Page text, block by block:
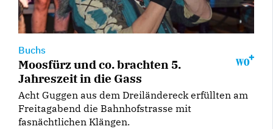
Buchs
Moosfürz und co. brachten 5.
Jahreszeit in die Gass
Acht Guggen aus dem Dreiländereck erfüllten am
Freitagabend die Bahnhofstrasse mit
fasnächtlichen Klängen.